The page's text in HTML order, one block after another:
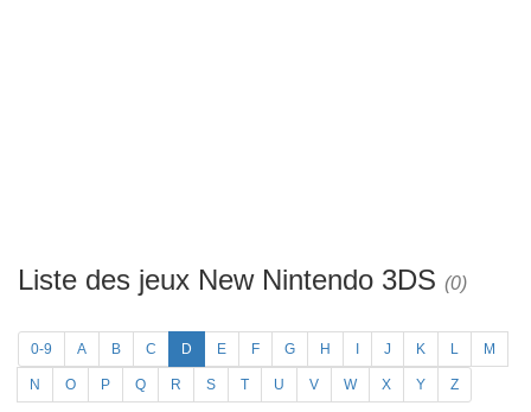
Liste des jeux New Nintendo 3DS (0)
0-9 A B C D E F G H J K L M
N O P Q R S T U V W X Y Z